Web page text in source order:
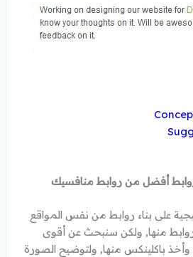
روابط أفضل من روابط منافسيك
على بناء روابط من نفس المواقع
منها, ولكن سنبحث عن أقوى
باكلينكس منها, ولتوضيح الصورة